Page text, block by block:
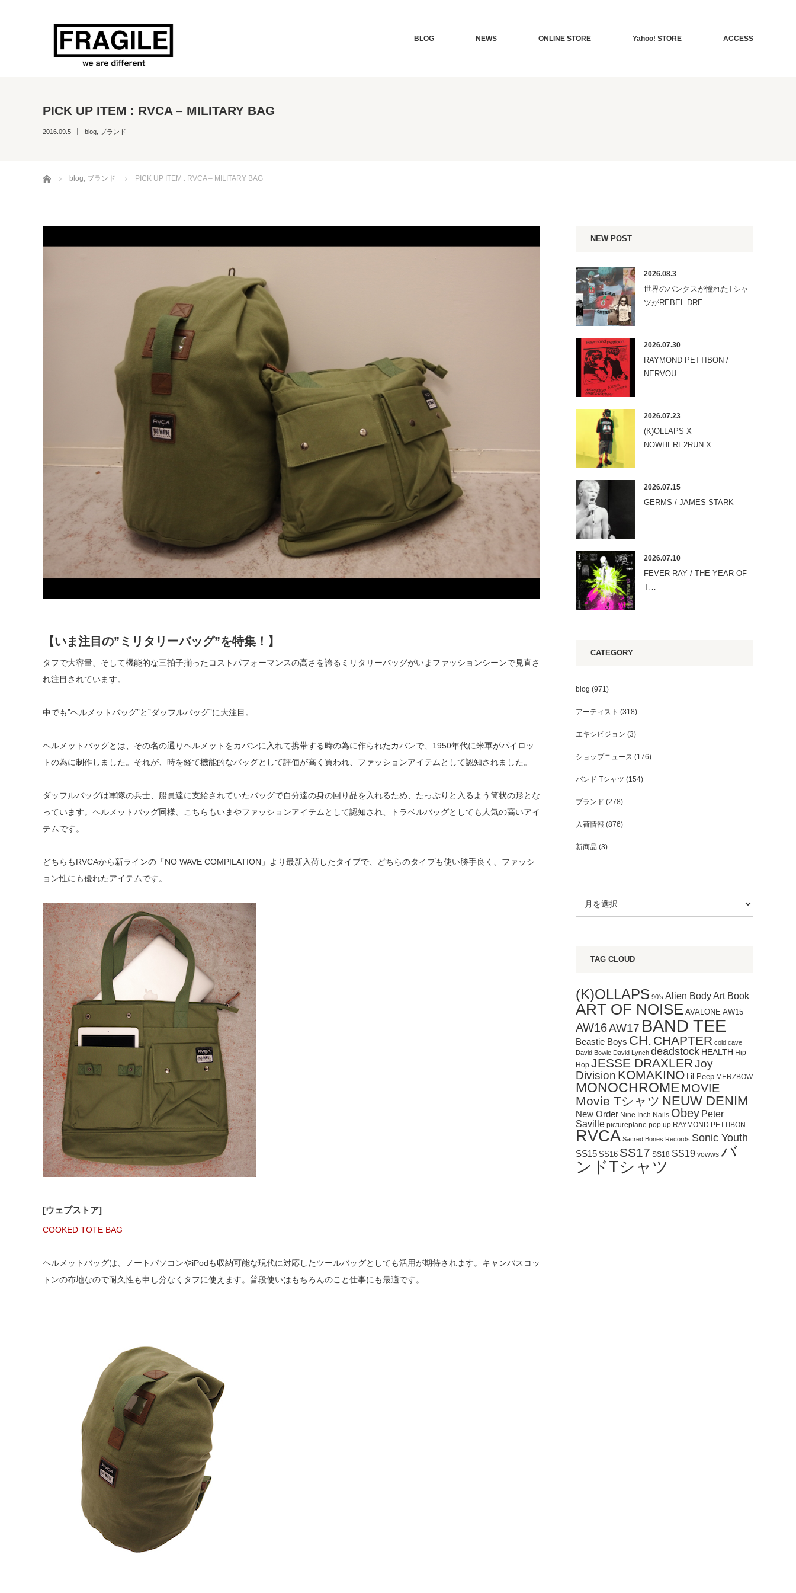
BLOG NEWS ONLINE STORE Yahoo! STORE ACCESS
PICK UP ITEM : RVCA – MILITARY BAG
2016.09.5 blog ブランド
ホーム blog, ブランド PICK UP ITEM : RVCA – MILITARY BAG
【いま注目の”ミリタリーバッグ”を特集！】
タフで大容量、そして機能的な三拍子揃ったコストパフォーマンスの高さを誇るミリタリーバッグがいまファッションシーンで見直さ
れ注目されています。
中でも”ヘルメットバッグ”と”ダッフルバッグ”に大注目。
ヘルメットバッグとは、その名の通りヘルメットをカバンに入れて携帯する時の為に作られたカバンで、1950年代に米軍がパイロッ
トの為に制作しました。それが、時を経て機能的なバッグとして評価が高く買われ、ファッションアイテムとして認知されました。
ダッフルバッグは軍隊の兵士、船員達に支給されていたバッグで自分達の身の回り品を入れるため、たっぷりと入るよう筒状の形とな
っています。ヘルメットバッグ同様、こちらもいまやファッションアイテムとして認知され、トラベルバッグとしても人気の高いアイ
テムです。
どちらもRVCAから新ラインの「NO WAVE COMPILATION」より最新入荷したタイプで、どちらのタイプも使い勝手良く、ファッシ
ョン性にも優れたアイテムです。
[ウェブストア]
COOKED TOTE BAG
ヘルメットバッグは、ノートパソコンやiPodも収納可能な現代に対応したツールバッグとしても活用が期待されます。キャンバスコッ
トンの布地なので耐久性も申し分なくタフに使えます。普段使いはもちろんのこと仕事にも最適です。
NEW POST
2026.08.3
世界のパンクスが憧れたTシャ
ツがREBEL DRE…
2026.07.30
RAYMOND PETTIBON /
NERVOU…
2026.07.23
(K)OLLAPS X
NOWHERE2RUN X…
2026.07.15
GERMS / JAMES STARK
2026.07.10
FEVER RAY / THE YEAR OF
T…
CATEGORY
blog (971)
アーティスト (318)
エキシビジョン (3)
ショップニュース (176)
バンド Tシャツ (154)
ブランド (278)
入荷情報 (876)
新商品 (3)
TAG CLOUD
(K)OLLAPS 90's Alien BodyArt Book
ART OF NOISE AVALONE AW15
AW16AW17 BAND TEE
Beastie Boys CH. CHAPTER cold cave
David Bowie David Lynch deadstock HEALTH Hip
Hop JESSE DRAXLERJoy
Division KOMAKINO Lil Peep MERZBOW
MONOCHROMEMOVIE
Movie Tシャツ NEUW DENIM
New Order Nine Inch Nails Obey Peter
Saville pictureplane pop up RAYMOND PETTIBON
RVCA Sacred Bones Records Sonic Youth
SS15 SS16 SS17 SS18 SS19 vowws バ
ンドTシャツ